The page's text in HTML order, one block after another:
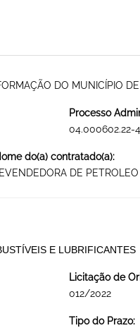
DO MUNICÍPIO
Processo
04.000602.22-
do(a) contratado(a):
DE
E LUBRIFICANTES
Licitação de
012/2022
Tipo do Prazo: